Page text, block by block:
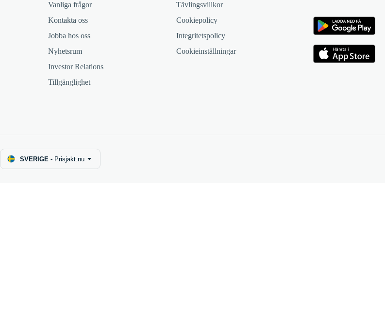
Vanliga frågor
Kontakta oss
Jobba hos oss
Nyhetsrum
Investor Relations
Tillgänglighet
Tävlingsvillkor
Cookiepolicy
Integritetspolicy
Cookieinställningar
SVERIGE - Prisjakt.nu